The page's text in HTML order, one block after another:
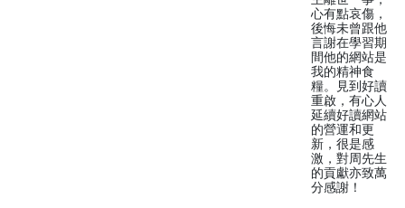
心有點哀傷，
後悔未曾跟他
言謝在學習期
間他的網站是
我的精神食
糧。見到好讀
重啟，有心人
延續好讀網站
的營運和更
新，很是感
激，對周先生
的貢獻亦致萬
分感謝！